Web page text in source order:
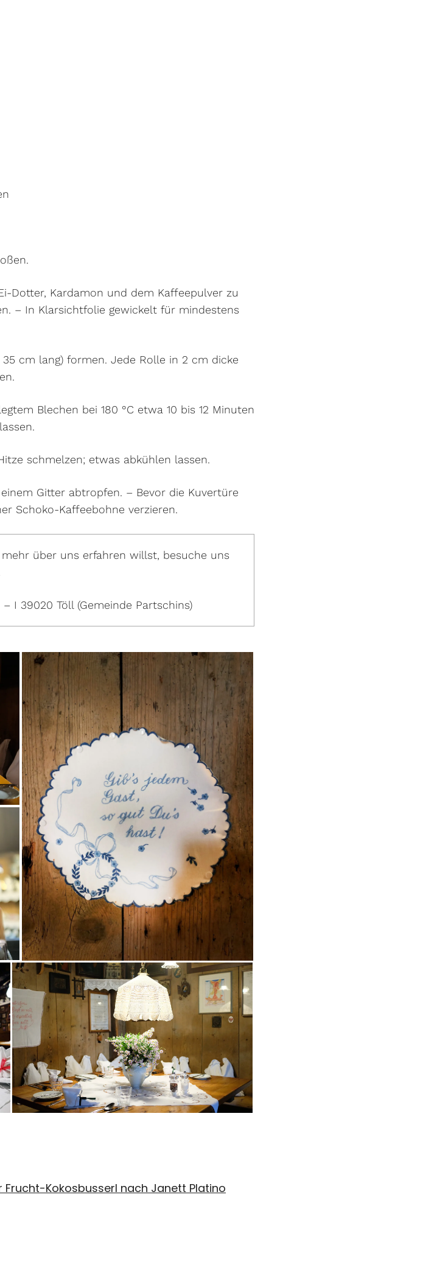
Dotter, Kardamon und dem Kaffeepulver zu
– In Klarsichtfolie gewickelt für mindestens
cm lang) formen. Jede Rolle in 2 cm dicke
Blechen bei 180 °C etwa 10 bis 12 Minuten
schmelzen; etwas abkühlen lassen.
Gitter abtropfen. – Bevor die Kuvertüre
Schoko-Kaffeebohne verzieren.
über uns erfahren willst, besuche uns
I 39020 Töll (Gemeinde Partschins)
Kokosbusserl nach Janett Platino